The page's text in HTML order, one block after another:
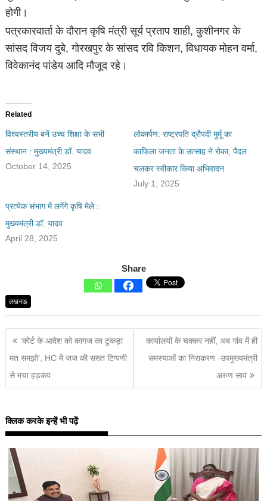
होगी।
पत्रकारवार्ता के दौरान कृषि मंत्री सूर्य प्रताप शाही, कुशीनगर के
सांसद विजय दुबे, गोरखपुर के सांसद रवि किशन, विधायक मोहन वर्मा,
विवेकानंद पांडेय आदि मौजूद रहे।
Related
विश्वस्तरीय बनें उच्च शिक्षा के सभी
संस्थान : मुख्यमंत्री डॉ. यादव
October 14, 2025
लोकार्पण: राष्ट्रपति द्रौपदी मुर्मू का
काफिला जनता के उत्साह ने रोका, पैदल
चलकर स्वीकार किया अभिवादन
July 1, 2025
प्रत्येक संभाग में लगेंगे कृषि मेले :
मुख्यमंत्री डॉ. यादव
April 28, 2025
Share
लखनऊ
‘कोर्ट के आदेश को कागज का टुकड़ा
मत समझो’, HC में जज की सख्त टिप्पणी
से मचा हड़कंप
कार्यालयों के चक्कर नहीं, अब गांव में ही
समस्याओं का निराकरण -उपमुख्यमंत्री
अरुण साव
क्लिक करके इन्हें भी पढ़ें